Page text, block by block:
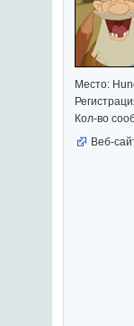
Место:
Кол-во
Веб-